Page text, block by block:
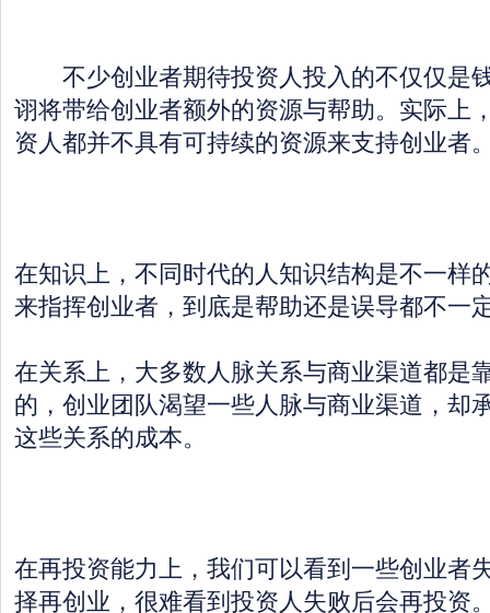
不少创业者期待投资人投入的不仅仅是
诩将带给创业者额外的资源与帮助。实际上
资人都并不具有可持续的资源来支持创业者
在知识上，不同时代的人知识结构是不一样
来指挥创业者，到底是帮助还是误导都不一
在关系上，大多数人脉关系与商业渠道都是
的，创业团队渴望一些人脉与商业渠道，却
这些关系的成本。
在再投资能力上，我们可以看到一些创业者
择再创业，很难看到投资人失败后会再投资